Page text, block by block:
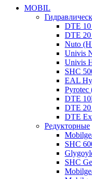
MOBIL
DTE
DTE
Nuto
Univis
Univis
SHC
EAL
Pyrotec
DTE
DTE
DTE
Редукторные
SHC
SHC